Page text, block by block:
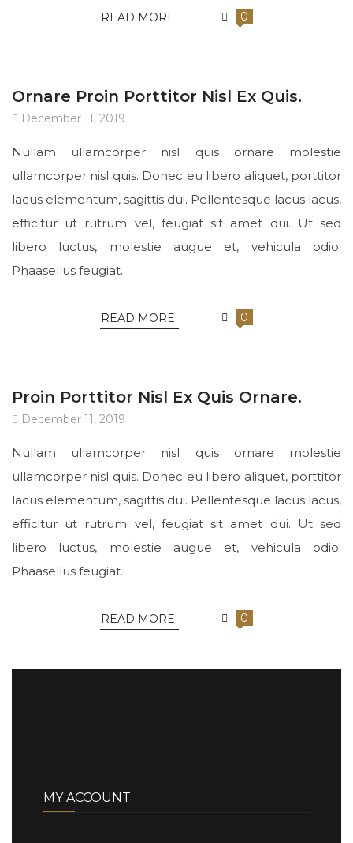
READ MORE 0
Ornare Proin Porttitor Nisl Ex Quis.
December 11, 2019
Nullam ullamcorper nisl quis ornare molestie
ullamcorper nisl quis. Donec eu libero aliquet, porttitor
lacus elementum, sagittis dui. Pellentesque lacus lacus,
efficitur ut rutrum vel, feugiat sit amet dui. Ut sed
libero luctus, molestie augue et, vehicula odio.
Phaasellus feugiat.
READ MORE 0
Proin Porttitor Nisl Ex Quis Ornare.
December 11, 2019
Nullam ullamcorper nisl quis ornare molestie
ullamcorper nisl quis. Donec eu libero aliquet, porttitor
lacus elementum, sagittis dui. Pellentesque lacus lacus,
efficitur ut rutrum vel, feugiat sit amet dui. Ut sed
libero luctus, molestie augue et, vehicula odio.
Phaasellus feugiat.
READ MORE 0
MY ACCOUNT